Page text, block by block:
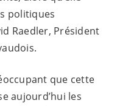
politiques
Raedler, Président
que cette
aujourd’hui les